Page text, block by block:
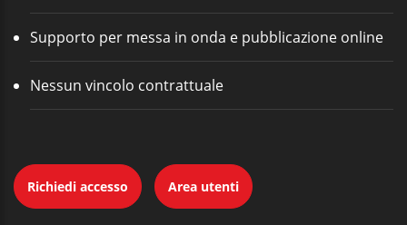
Supporto per messa in onda e pubblicazione online
Nessun vincolo contrattuale
Richiedi accesso Area utenti